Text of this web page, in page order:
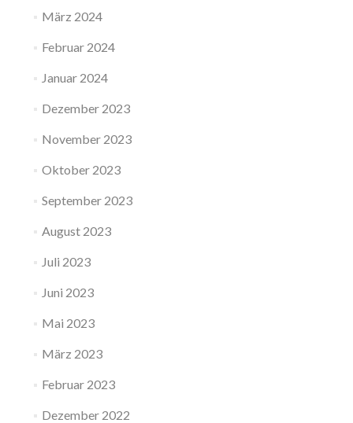
März 2024
Februar 2024
Januar 2024
Dezember 2023
November 2023
Oktober 2023
September 2023
August 2023
Juli 2023
Juni 2023
Mai 2023
März 2023
Februar 2023
Dezember 2022